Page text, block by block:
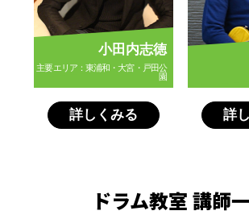
小田内志徳
主要エリア：東浦和・大宮・戸田公
園
詳しくみる 詳
ドラム教室 講師